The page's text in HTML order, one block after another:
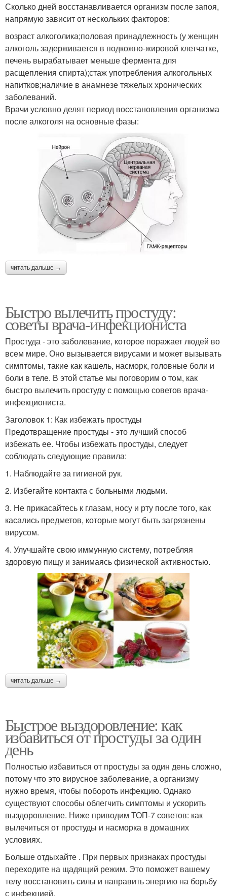
Сколько дней восстанавливается организм после запоя,
напрямую зависит от нескольких факторов:
возраст алкоголика;половая принадлежность (у женщин
алкоголь задерживается в подкожно-жировой клетчатке,
печень вырабатывает меньше фермента для
расщепления спирта);стаж употребления алкогольных
напитков;наличие в анамнезе тяжелых хронических
заболеваний.
Врачи условно делят период восстановления организма
после алкоголя на основные фазы:
читать дальше →
Быстро вылечить простуду:
советы врача-инфекциониста
Простуда - это заболевание, которое поражает людей во
всем мире. Оно вызывается вирусами и может вызывать
симптомы, такие как кашель, насморк, головные боли и
боли в теле. В этой статье мы поговорим о том, как
быстро вылечить простуду с помощью советов врача-
инфекциониста.
Заголовок 1: Как избежать простуды
Предотвращение простуды - это лучший способ
избежать ее. Чтобы избежать простуды, следует
соблюдать следующие правила:
1. Наблюдайте за гигиеной рук.
2. Избегайте контакта с больными людьми.
3. Не прикасайтесь к глазам, носу и рту после того, как
касались предметов, которые могут быть загрязнены
вирусом.
4. Улучшайте свою иммунную систему, потребляя
здоровую пищу и занимаясь физической активностью.
читать дальше →
Быстрое выздоровление: как
избавиться от простуды за один
день
Полностью избавиться от простуды за один день сложно,
потому что это вирусное заболевание, а организму
нужно время, чтобы побороть инфекцию. Однако
существуют способы облегчить симптомы и ускорить
выздоровление. Ниже приводим ТОП-7 советов: как
вылечиться от простуды и насморка в домашних
условиях.
Больше отдыхайте . При первых признаках простуды
переходите на щадящий режим. Это поможет вашему
телу восстановить силы и направить энергию на борьбу
с инфекцией.